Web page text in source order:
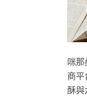
咪那
商平
酥與